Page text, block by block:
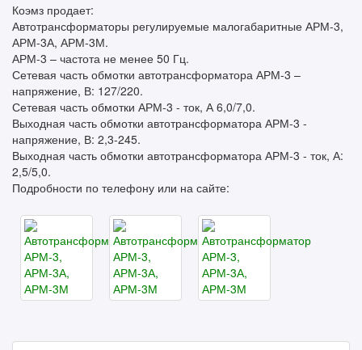
Коэмз продает:
Автотрансформаторы регулируемые малогабаритные АРМ-3,
АРМ-3А, АРМ-3М.
АРМ-3 – частота не менее 50 Гц.
Сетевая часть обмотки автотрансформатора АРМ-3 –
напряжение, В: 127/220.
Сетевая часть обмотки АРМ-3 - ток, А 6,0/7,0.
Выходная часть обмотки автотрансформатора АРМ-3 -
напряжение, В: 2,3-245.
Выходная часть обмотки автотрансформатора АРМ-3 - ток, А:
2,5/5,0.
Подробности по телефону или на сайте: